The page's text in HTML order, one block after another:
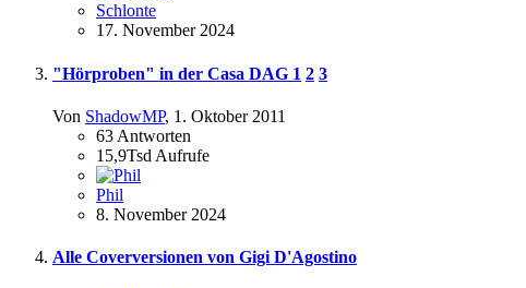
Schlonte
17. November 2024
"Hörproben" in der Casa DAG 1 2 3
Von ShadowMP, 1. Oktober 2011
63 Antworten
15,9Tsd Aufrufe
Phil
8. November 2024
Alle Coverversionen von Gigi D'Agostino